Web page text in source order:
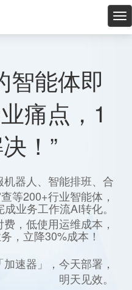
星
智能体即
痛点，1
！”
器人、智能排班、合
等200+行业智能体，
业务工作流AI转化。
，低使用运维成本，
，立降30%成本！
速器」，今天部署，
明天见效。